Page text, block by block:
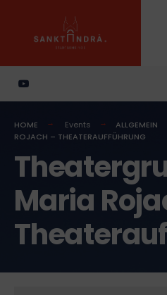
content
HOME Events ALLGEMEIN
ROJACH – THEATERAUFFÜHRUNG
Maria